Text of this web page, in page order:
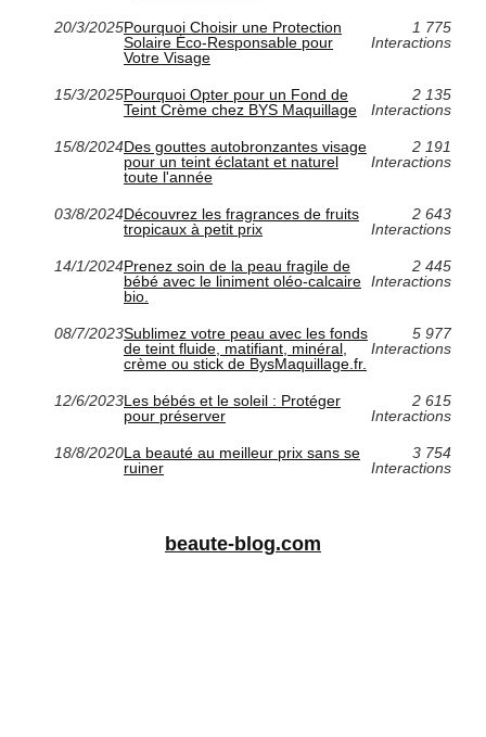
20/3/2025Pourquoi Choisir une Protection
Solaire Éco-Responsable pour
Votre Visage
1 775
Interactions
15/3/2025Pourquoi Opter pour un Fond de
Teint Crème chez BYS Maquillage
2 135
Interactions
15/8/2024Des gouttes autobronzantes visage
pour un teint éclatant et naturel
toute l'année
2 191
Interactions
03/8/2024Découvrez les fragrances de fruits
tropicaux à petit prix
2 643
Interactions
14/1/2024Prenez soin de la peau fragile de
bébé avec le liniment oléo-calcaire
bio.
2 445
Interactions
08/7/2023Sublimez votre peau avec les fonds
de teint fluide, matifiant, minéral,
crème ou stick de BysMaquillage.fr.
5 977
Interactions
12/6/2023Les bébés et le soleil : Protéger
pour préserver
2 615
Interactions
18/8/2020La beauté au meilleur prix sans se
ruiner
3 754
Interactions
beaute-blog.com